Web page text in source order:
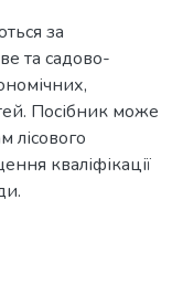
за
та садово-
Посібник може
лісового
кваліфікації